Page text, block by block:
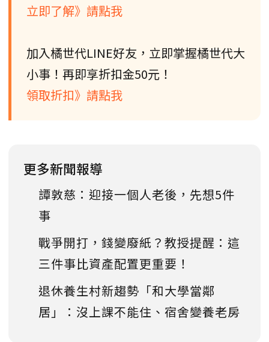
立即了解》請點我
加入橘世代LINE好友，立即掌握橘世代大
小事！再即享折扣金50元！
領取折扣》請點我
更多新聞報導
譚敦慈：迎接一個人老後，先想5件
事
戰爭開打，錢變廢紙？教授提醒：這
三件事比資產配置更重要！
退休養生村新趨勢「和大學當鄰
居」：沒上課不能住、宿舍變養老房